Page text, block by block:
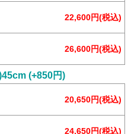
22,600円(税込)
26,600円(税込)
(+850円)
20,650円(税込)
24,650円(税込)